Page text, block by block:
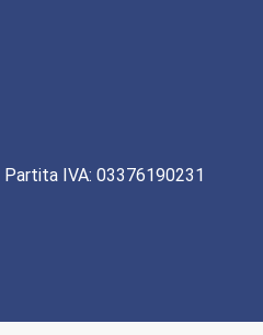
IVA: 03376190231